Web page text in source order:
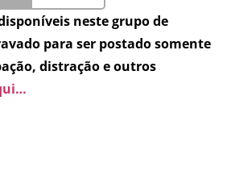
neste grupo de
para ser postado somente
distração e outros